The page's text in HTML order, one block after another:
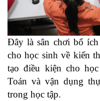
Đây là sân chơi bổ
cho học sinh về kiến
tạo điều kiện cho
Toán và vận dụng
trong học tập.